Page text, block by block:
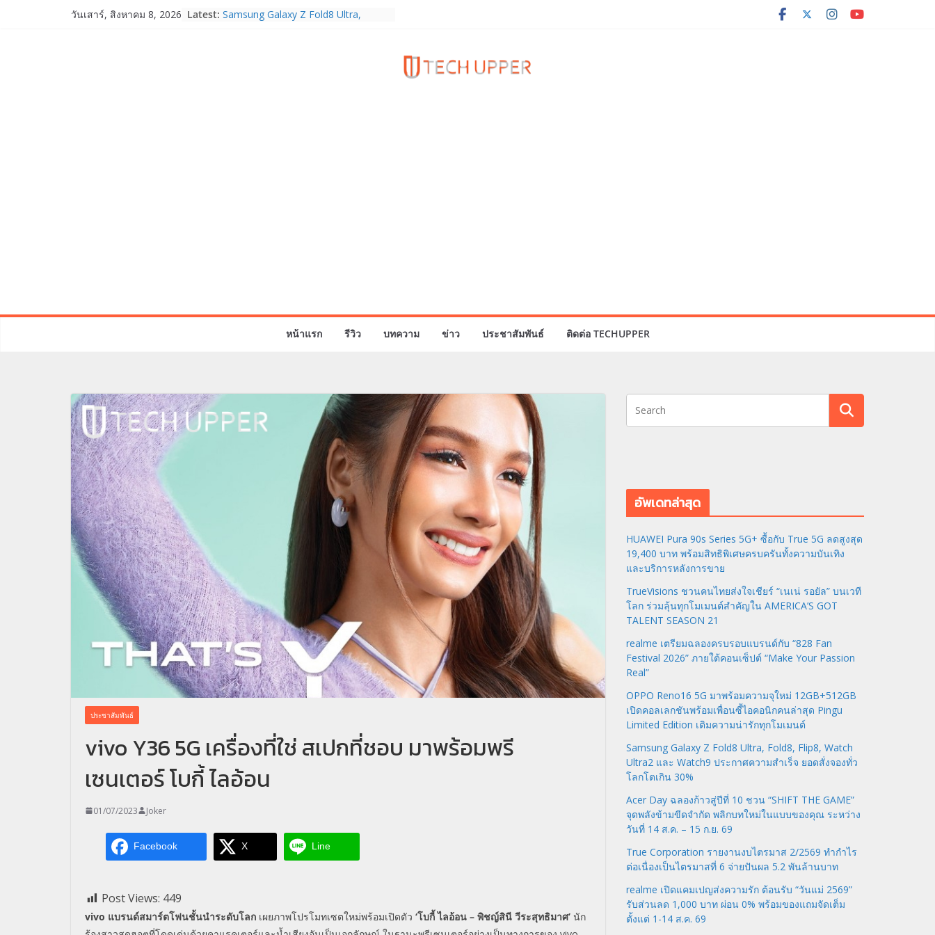
วันเสาร์, สิงหาคม 8, 2026 Latest: Samsung Galaxy Z Fold8 Ultra,
หน้าแรก รีวิว บทความ ข่าว ประชาสัมพันธ์ ติดต่อ TECHUPPER
ประชาสัมพันธ์
vivo Y36 5G เครื่องที่ใช่ สเปกที่ชอบ มาพร้อมพรี
เซนเตอร์ โบกี้ ไลอ้อน
01/07/2023 Joker
Facebook X Line
Post Views: 449
vivo แบรนด์สมาร์ตโฟนชั้นนำระดับโลก เผยภาพโปรโมทเซตใหม่พร้อมเปิดตัว ‘โบกี้ ไลอ้อน – พิชญ์สินี วีระสุทธิมาศ’ นัก
อัพเดทล่าสุด
HUAWEI Pura 90s Series 5G+ ซื้อกับ True 5G ลดสูงสุด
19,400 บาท พร้อมสิทธิพิเศษครบครันทั้งความบันเทิง
และบริการหลังการขาย
TrueVisions ชวนคนไทยส่งใจเชียร์ “เนเน่ รอยัล” บนเวที
โลก ร่วมลุ้นทุกโมเมนต์สำคัญใน AMERICA’S GOT
TALENT SEASON 21
realme เตรียมฉลองครบรอบแบรนด์กับ “828 Fan
Festival 2026” ภายใต้คอนเซ็ปต์ “Make Your Passion
Real”
OPPO Reno16 5G มาพร้อมความจุใหม่ 12GB+512GB
เปิดคอลเลกชันพร้อมเพื่อนซี้ไอคอนิกคนล่าสุด Pingu
Limited Edition เติมความน่ารักทุกโมเมนต์
Samsung Galaxy Z Fold8 Ultra, Fold8, Flip8, Watch
Ultra2 และ Watch9 ประกาศความสำเร็จ ยอดสั่งจองทั่ว
โลกโตเกิน 30%
Acer Day ฉลองก้าวสู่ปีที่ 10 ชวน “SHIFT THE GAME”
จุดพลังข้ามขีดจำกัด พลิกบทใหม่ในแบบของคุณ ระหว่าง
วันที่ 14 ส.ค. – 15 ก.ย. 69
True Corporation รายงานงบไตรมาส 2/2569 ทำกำไร
ต่อเนื่องเป็นไตรมาสที่ 6 จ่ายปันผล 5.2 พันล้านบาท
realme เปิดแคมเปญส่งความรัก ต้อนรับ “วันแม่ 2569”
รับส่วนลด 1,000 บาท ผ่อน 0% พร้อมของแถมจัดเต็ม
ตั้งแต่ 1-14 ส.ค. 69